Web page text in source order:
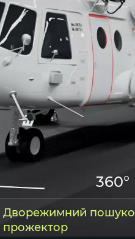
360°
Дворежимний
прожектор